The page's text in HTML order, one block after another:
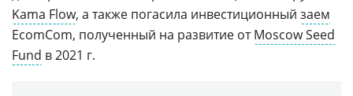
Kama Flow, а также погасила инвестиционный заем
EcomCom, полученный на развитие отMoscow Seed
Fund в 2021 г.